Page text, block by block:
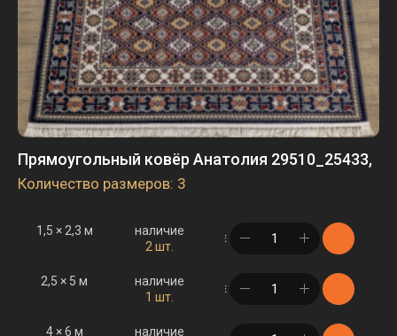
Прямоугольный ковёр Анатолия 29510_25433,
Количество размеров: 3
1,5 × 2,3 м
наличие
2 шт.
в корзине
2,5 × 5 м
наличие
1 шт.
в корзине
4 × 6 м
наличие